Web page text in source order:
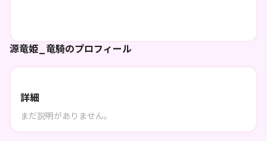
源竜姫_竜騎のプロフィール
詳細
まだ説明がありません。